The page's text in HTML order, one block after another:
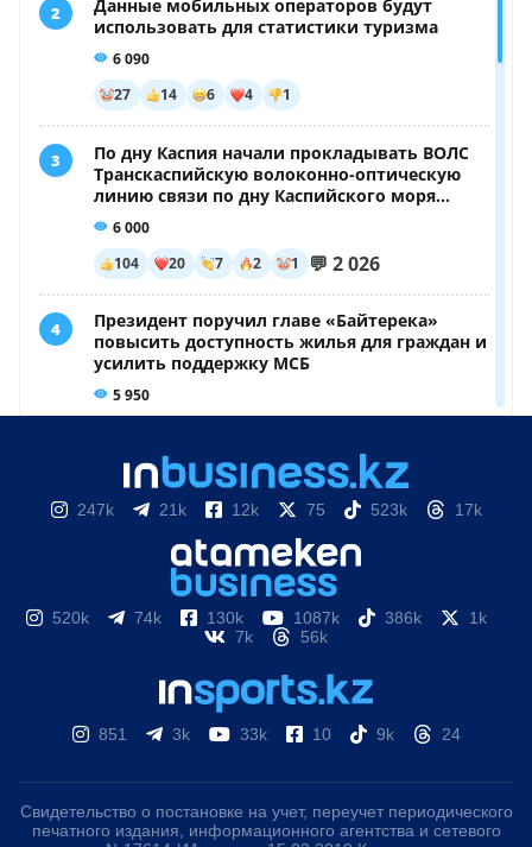
247k 21k 12k 75 523k 17k
520k 74k 130k 1087k 386k
1k
7k
56k
851 3k 33k 10 9k 24
Свидетельство о постановке на учет, переучет периодического
печатного издания, информационного агентства и сетевого